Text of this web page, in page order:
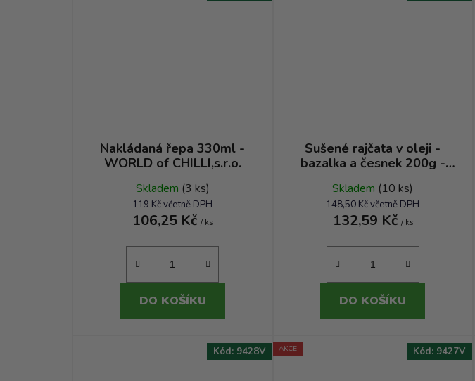
Nakládaná řepa 330ml -
WORLD of CHILLI,s.r.o.
Skladem (3 ks)
119 Kč včetně DPH
106,25 Kč/ ks
DO KOŠÍKU
Sušené rajčata v oleji -
bazalka a česnek 200g -
Skladem (10 ks)
148,50 Kč včetně DPH
132,59 Kč / ks
DO KOŠÍKU
Kód: 9428V AKCE Kód: 9427V